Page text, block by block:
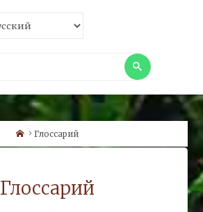
Поиск
HomeГлоссарий
Глоссарий